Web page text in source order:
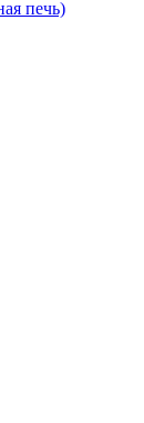
печь)